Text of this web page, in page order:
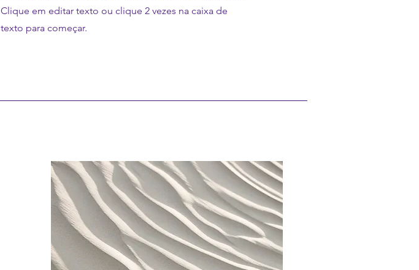
Clique em editar texto ou clique 2 vezes na caixa de
texto para começar.